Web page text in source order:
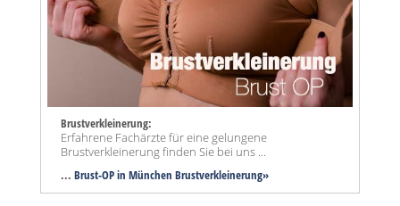
Brustverkleinerung:
Erfahrene Fachärzte für eine gelungene
Brustverkleinerung finden Sie bei uns ...
... Brust-OP in München Brustverkleinerung»